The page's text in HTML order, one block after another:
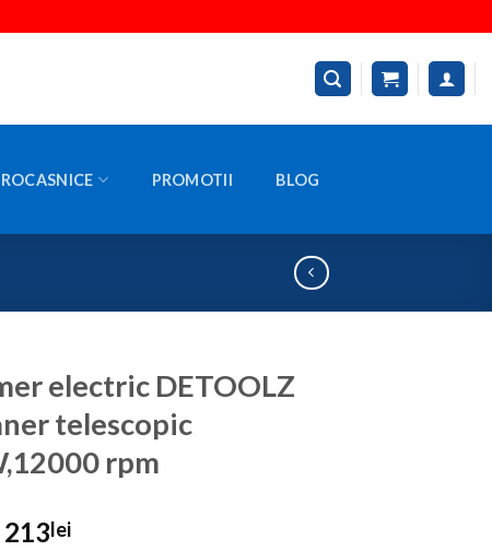
PROMOTII BLOG
electric DETOOLZ
telescopic
rpm
Prețul
213leiPrețul